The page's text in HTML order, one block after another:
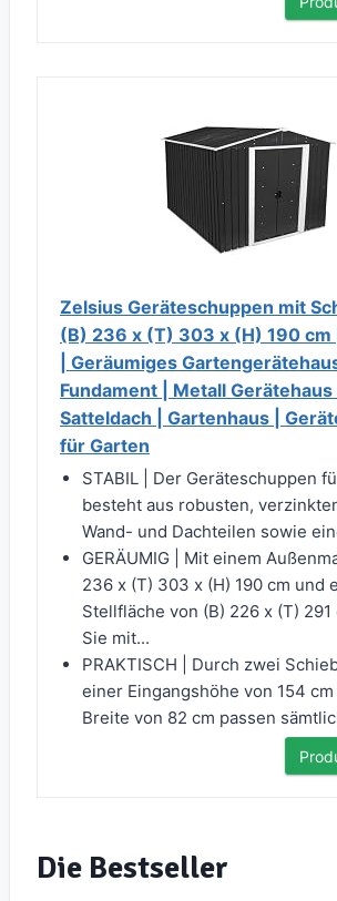
Zelsius Geräteschuppen mit
(B) 236 x (T) 303 x (H) 190
| Geräumiges
Fundament | Metall
Satteldach | Gartenhaus |
für Garten
STABIL | Der Geräteschuppen
besteht aus robusten,
Wand- und Dachteilen sowie
GERÄUMIG | Mit einem
236 x (T) 303 x (H) 190 cm und
Stellfläche von (B) 226 x (T) 291
Sie mit...
PRAKTISCH | Durch zwei
einer Eingangshöhe von 154
Breite von 82 cm passen
Die Bestseller